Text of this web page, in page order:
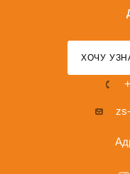
ХОЧУ